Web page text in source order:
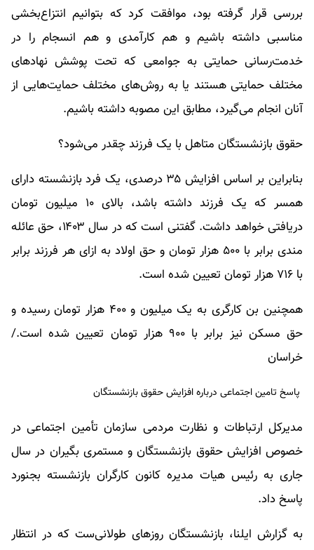
بررسی قرار گرفته بود، موافقت کرد که بتوانیم انتزاع‌بخشی
مناسبی داشته باشیم و هم کارآمدی و هم انسجام را در
خدمت‌رسانی حمایتی به جوامعی که تحت پوشش نهاد‌های
مختلف حمایتی هستند یا به روش‌های مختلف حمایت‌هایی از
آنان انجام می‌گیرد، مطابق این مصوبه داشته باشیم.
حقوق بازنشستگان متاهل با یک فرزند چقدر می‌شود؟
بنابراین بر اساس افزایش ۳۵ درصدی، یک فرد بازنشسته دارای
همسر که یک فرزند داشته باشد، بالای ۱۰ میلیون تومان
دریافتی خواهد داشت. گفتنی است که در سال ۱۴۰۳، حق عائله
مندی برابر با ۵۰۰ هزار تومان و حق اولاد به ازای هر فرزند برابر
با ۷۱۶ هزار تومان تعیین شده است.
همچنین بن کارگری به یک میلیون و ۴۰۰ هزار تومان رسیده و
حق مسکن نیز برابر با ۹۰۰ هزار تومان تعیین شده است./
خراسان
پاسخ تامین اجتماعی درباره افزایش حقوق بازنشستگان
مدیرکل ارتباطات و نظارت مردمی سازمان تأمین اجتماعی در
خصوص افزایش حقوق بازنشستگان و مستمری بگیران در سال
جاری به رئیس هیات مدیره کانون کارگران بازنشسته بجنورد
پاسخ داد.
به گزارش ایلنا، بازنشستگان روزهای طولانی‌ست که در انتظار